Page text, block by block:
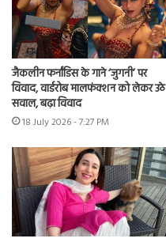
जैकलीन फर्नांडिस के गाने ‘जुगनी’ पर
विवाद, वार्डरोब मालफंक्शन को लेकर उठे
सवाल, बढ़ा विवाद
18 July 2026 - 7:27 PM